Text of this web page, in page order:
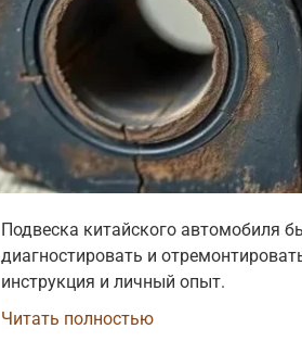
Подвеска китайского автомобиля
диагностировать и
инструкция и личный опыт.
Читать полностью